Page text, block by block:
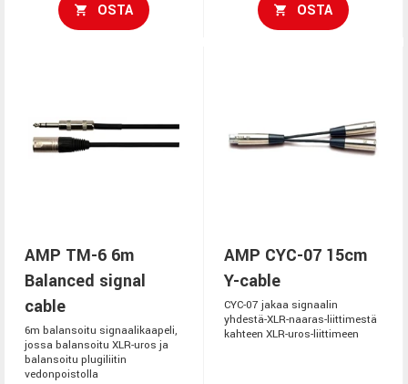
OSTA OSTA
AMP TM-6 6m
Balanced signal
cable
6m balansoitu signaalikaapeli,
jossa balansoitu XLR-uros ja
balansoitu plugiliitin
vedonpoistolla
AMP CYC-07 15cm
Y-cable
CYC-07 jakaa signaalin
yhdestä-XLR-naaras-liittimestä
kahteen XLR-uros-liittimeen